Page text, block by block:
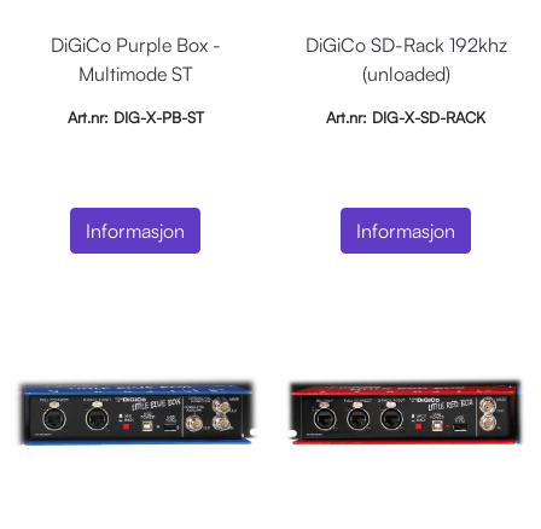
DiGiCo Purple Box -
Multimode ST
Art.nr: DIG-X-PB-ST
Informasjon
DiGiCo SD-Rack 192khz
(unloaded)
Art.nr: DIG-X-SD-RACK
Informasjon